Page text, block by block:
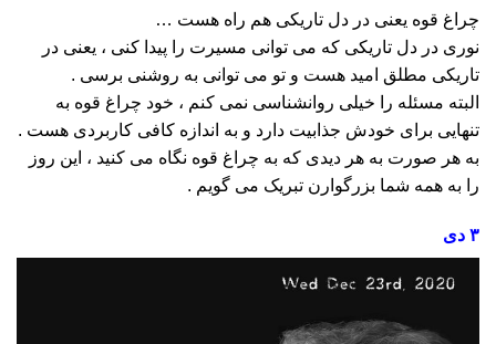
چراغ قوه یعنی در دل تاریکی هم راه هست …
نوری در دل تاریکی که می توانی مسیرت را پیدا کنی ، یعنی در
تاریکی مطلق امید هست و تو می توانی به روشنی برسی .
البته مسئله را خیلی روانشناسی نمی کنم ، خود چراغ قوه به
تنهایی برای خودش جذابیت دارد و به اندازه کافی کاربردی هست .
به هر صورت به هر دیدی که به چراغ قوه نگاه می کنید ، این روز
را به همه شما بزرگوارن تبریک می گویم .
۳ دی